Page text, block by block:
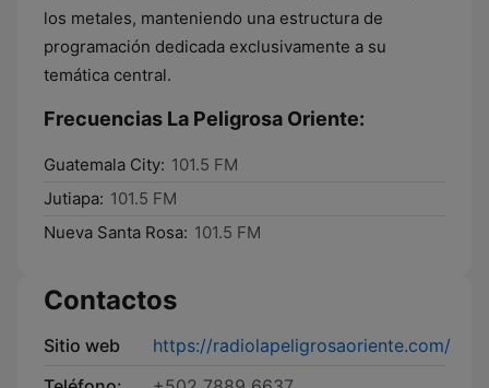
los metales, manteniendo una estructura de
programación dedicada exclusivamente a su
temática central.
Frecuencias La Peligrosa Oriente:
Guatemala City: 101.5 FM
Jutiapa: 101.5 FM
Nueva Santa Rosa: 101.5 FM
Contactos
Sitio web
https://radiolapeligrosaoriente.com/